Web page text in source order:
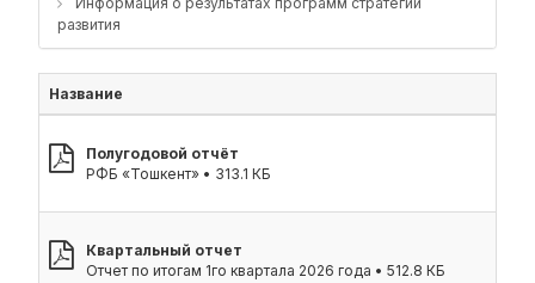
развития
Название
Полугодовой отчёт
РФБ «Тошкент» • 313.1 КБ
Квартальный отчет
Отчет по итогам 1го квартала 2026 года • 512.8 КБ